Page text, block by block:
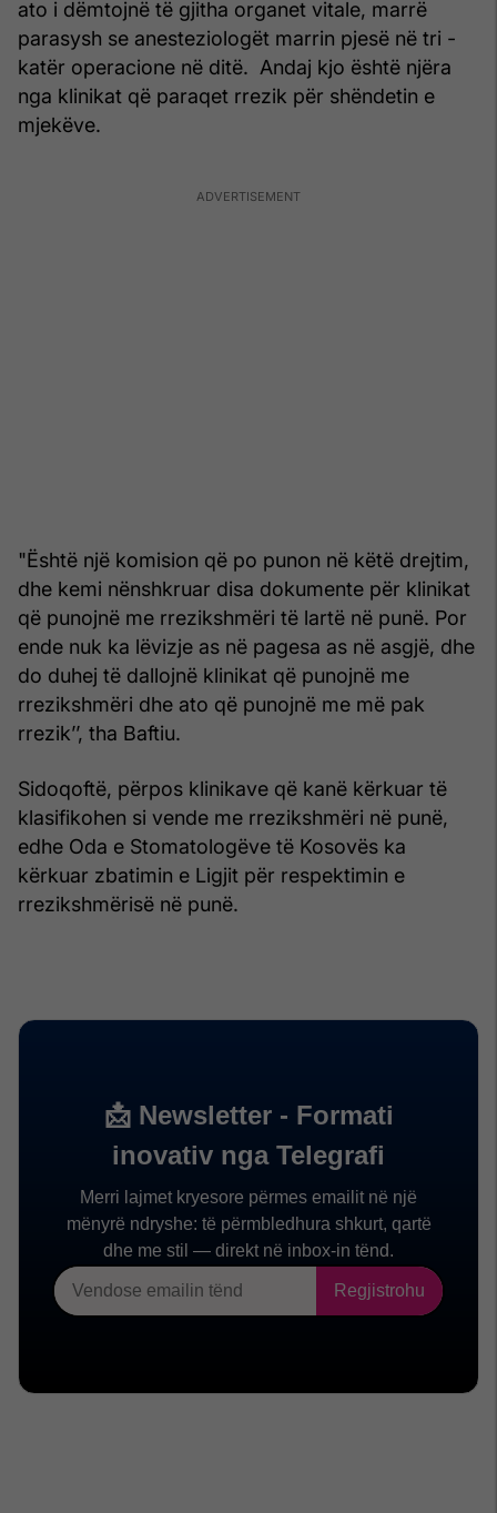
ato i dëmtojnë të gjitha organet vitale, marrë
parasysh se anesteziologët marrin pjesë në tri -
katër operacione në ditë. Andaj kjo është njëra
nga klinikat që paraqet rrezik për shëndetin e
mjekëve.
"Është një komision që po punon në këtë drejtim,
dhe kemi nënshkruar disa dokumente për klinikat
që punojnë me rrezikshmëri të lartë në punë. Por
ende nuk ka lëvizje as në pagesa as në asgjë, dhe
do duhej të dallojnë klinikat që punojnë me
rrezikshmëri dhe ato që punojnë me më pak
rrezik’’, tha Baftiu.
Sidoqoftë, përpos klinikave që kanë kërkuar të
klasifikohen si vende me rrezikshmëri në punë,
edhe Oda e Stomatologëve të Kosovës ka
kërkuar zbatimin e Ligjit për respektimin e
rrezikshmërisë në punë.